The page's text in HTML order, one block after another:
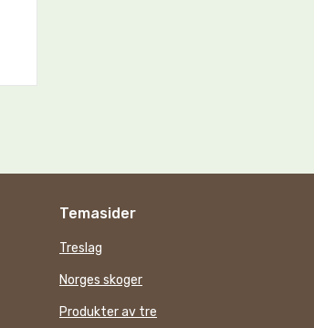
Temasider
Treslag
Norges skoger
Produkter av tre